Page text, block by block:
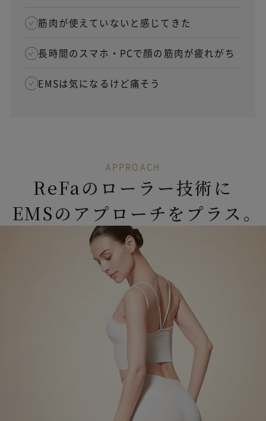
筋肉が使えていないと感じてきた
長時間のスマホ・PCで顔の筋肉が疲れがち
EMSは気になるけど痛そう
APPROACH
ReFaのローラー技術に
EMSのアプローチをプラス。